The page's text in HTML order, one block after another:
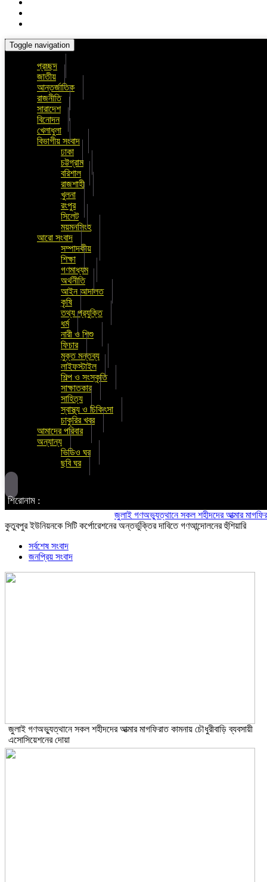
Toggle navigation
প্রচ্ছদ
জাতীয়
আন্তর্জাতিক
রাজনীতি
সারাদেশ
বিনোদন
খেলাধুলা
বিভাগীয় সংবাদ
ঢাকা
চট্টগ্রাম
বরিশাল
রাজশাহী
খুলনা
রংপুর
সিলেট
ময়মনসিংহ
আরো সংবাদ
সম্পাদকীয়
শিক্ষা
গণমাধ্যম
অর্থনীতি
আইন আদালত
কৃষি
তথ্য প্রযুক্তি
ধর্ম
নারী ও শিশু
ফিচার
মুক্ত মন্তব্য
লাইফস্টাইল
শিল্প ও সংস্কৃতি
সাক্ষাতকার
সাহিত্য
স্বাস্থ্য ও চিকিৎসা
চাকুরির খবর
আমাদের পরিবার
অন্যান্য
ভিডিও ঘর
ছবি ঘর
শিরোনাম :
জুলাই গণঅভ্যুত্থানে সকল শহীদদের আত্মার মাগফিরাত
কুতুবপুর ইউনিয়নকে সিটি কর্পোরেশনের অন্তর্ভুক্তির দাবিতে গণআন্দোলনের হুঁশিয়ারি
সর্বশেষ সংবাদ
জনপ্রিয় সংবাদ
জুলাই গণঅভ্যুত্থানে সকল শহীদদের আত্মার মাগফিরাত কামনায় চৌধুরীবাড়ি ব্যবসায়ী
এসোসিয়েশনের দোয়া